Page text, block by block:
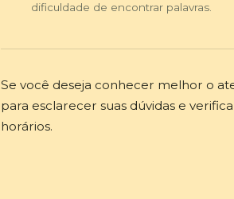
dificuldade de encontrar palavras.
Se você deseja conhecer melhor o
para esclarecer suas dúvidas e
horários.